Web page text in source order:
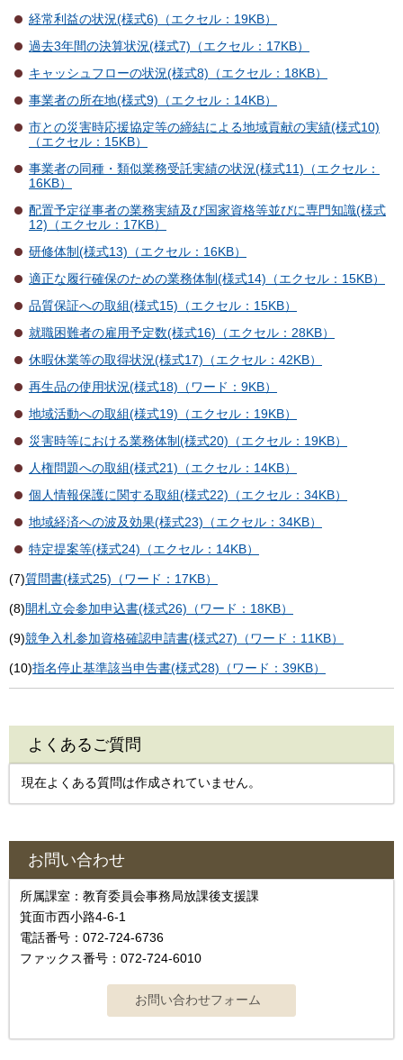
経常利益の状況(様式6)（エクセル：19KB）
過去3年間の決算状況(様式7)（エクセル：17KB）
キャッシュフローの状況(様式8)（エクセル：18KB）
事業者の所在地(様式9)（エクセル：14KB）
市との災害時応援協定等の締結による地域貢献の実績(様式10)
（エクセル：15KB）
事業者の同種・類似業務受託実績の状況(様式11)（エクセル：
16KB）
配置予定従事者の業務実績及び国家資格等並びに専門知識(様式
12)（エクセル：17KB）
研修体制(様式13)（エクセル：16KB）
適正な履行確保のための業務体制(様式14)（エクセル：15KB）
品質保証への取組(様式15)（エクセル：15KB）
就職困難者の雇用予定数(様式16)（エクセル：28KB）
休暇休業等の取得状況(様式17)（エクセル：42KB）
再生品の使用状況(様式18)（ワード：9KB）
地域活動への取組(様式19)（エクセル：19KB）
災害時等における業務体制(様式20)（エクセル：19KB）
人権問題への取組(様式21)（エクセル：14KB）
個人情報保護に関する取組(様式22)（エクセル：34KB）
地域経済への波及効果(様式23)（エクセル：34KB）
特定提案等(様式24)（エクセル：14KB）
(7)質問書(様式25)（ワード：17KB）
(8)開札立会参加申込書(様式26)（ワード：18KB）
(9)競争入札参加資格確認申請書(様式27)（ワード：11KB）
(10)指名停止基準該当申告書(様式28)（ワード：39KB）
よくあるご質問
現在よくある質問は作成されていません。
お問い合わせ
所属課室：教育委員会事務局放課後支援課
箕面市西小路4-6-1
電話番号：072-724-6736
ファックス番号：072-724-6010